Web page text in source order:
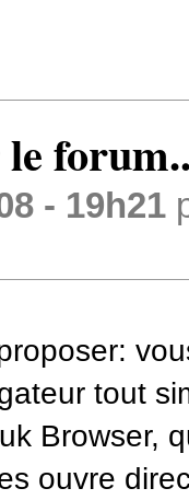
- 19h21
tout
Browser,
ouvre